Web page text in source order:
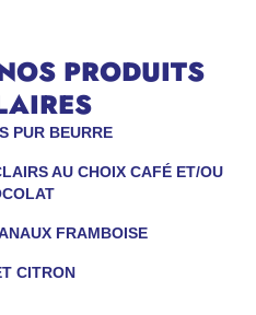
PRODUITS
AU CHOIX CAFÉ ET/OU
FRAMBOISE
CITRON
PUR BEURRE